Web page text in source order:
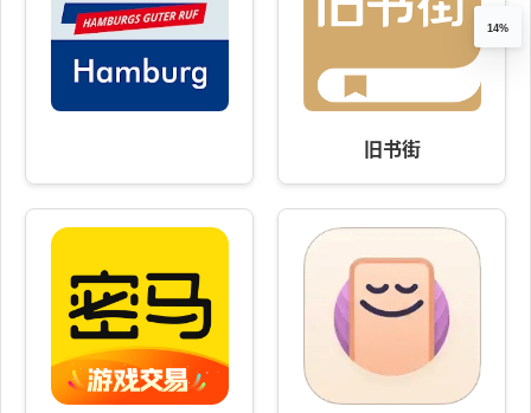
旧书街
14%